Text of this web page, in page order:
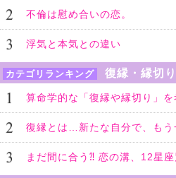
不倫は慰め合いの恋。
浮気と本気との違い
カテゴリランキング 復縁・縁切り
算命学的な「復縁や縁切り」
復縁とは…新たな自分で、もう
まだ間に合う⁈ 恋の溝、12星